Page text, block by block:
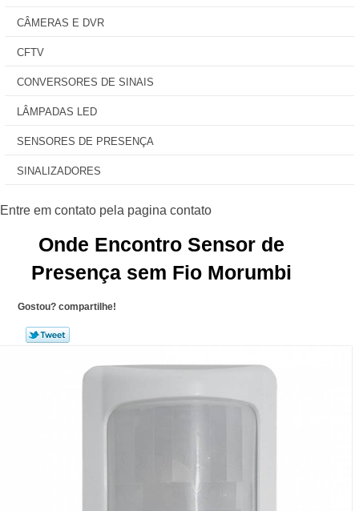
CÂMERAS E DVR
CFTV
CONVERSORES DE SINAIS
LÂMPADAS LED
SENSORES DE PRESENÇA
SINALIZADORES
Onde Encontro Sensor de
Presença sem Fio Morumbi
Gostou? compartilhe!